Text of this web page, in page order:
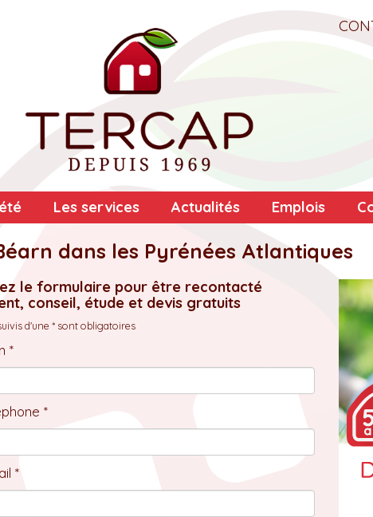
Les services Actualités Emplois
dans les Pyrénées Atlantiques
le formulaire pour être recontacté
conseil, étude et devis gratuits
d'une * sont obligatoires
*
*
*